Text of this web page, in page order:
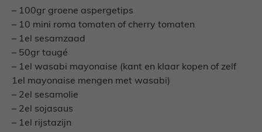
– 100gr groene aspergetips
– 10 mini roma tomaten of cherry tomaten
– 1el sesamzaad
– 50gr taugé
– 1el wasabi mayonaise (kant en klaar kopen of zelf
1el mayonaise mengen met wasabi)
– 2el sesamolie
– 2el sojasaus
– 1el rijstazijn